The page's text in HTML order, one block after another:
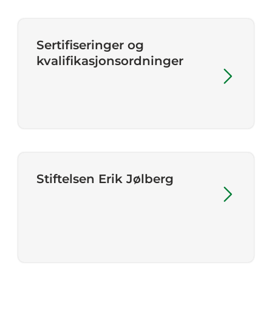
Sertifiseringer og
kvalifikasjonsordninger
Stiftelsen Erik Jølberg